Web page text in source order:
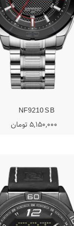
NF9210 S B
5,150,000 تومان